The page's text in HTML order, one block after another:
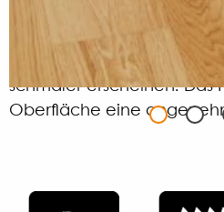
Farbe und gleichmäßiger
natürliche Charakter
betont, die vierseitige
schmaler erscheinen. Das
Oberfläche eine